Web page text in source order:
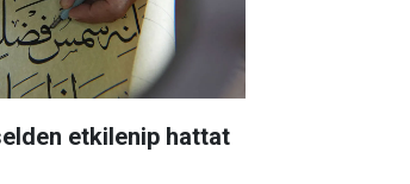
etkilenip hattat